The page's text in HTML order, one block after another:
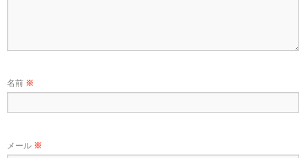
名前 ※
メール ※